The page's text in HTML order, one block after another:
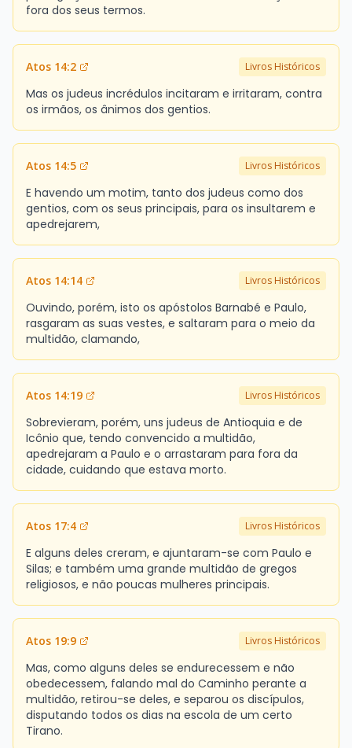
fora dos seus termos.
Atos 14:2 Livros Históricos
Mas os judeus incrédulos incitaram e irritaram, contra
os irmãos, os ânimos dos gentios.
Atos 14:5 Livros Históricos
E havendo um motim, tanto dos judeus como dos
gentios, com os seus principais, para os insultarem e
apedrejarem,
Atos 14:14 Livros Históricos
Ouvindo, porém, isto os apóstolos Barnabé e Paulo,
rasgaram as suas vestes, e saltaram para o meio da
multidão, clamando,
Atos 14:19 Livros Históricos
Sobrevieram, porém, uns judeus de Antioquia e de
Icônio que, tendo convencido a multidão,
apedrejaram a Paulo e o arrastaram para fora da
cidade, cuidando que estava morto.
Atos 17:4 Livros Históricos
E alguns deles creram, e ajuntaram-se com Paulo e
Silas; e também uma grande multidão de gregos
religiosos, e não poucas mulheres principais.
Atos 19:9 Livros Históricos
Mas, como alguns deles se endurecessem e não
obedecessem, falando mal do Caminho perante a
multidão, retirou-se deles, e separou os discípulos,
disputando todos os dias na escola de um certo
Tirano.